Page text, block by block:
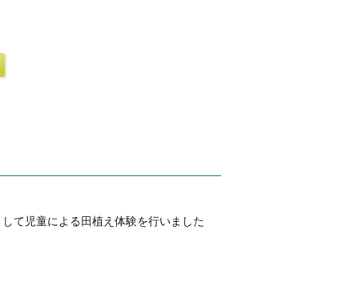
て児童による田植え体験を行いました